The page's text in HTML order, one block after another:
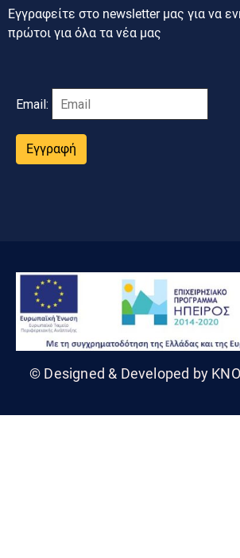
Εγγραφείτε στο newsletter μας για να
πρώτοι για όλα τα νέα μας
Email:
Εγγραφή
© Designed & Developed by